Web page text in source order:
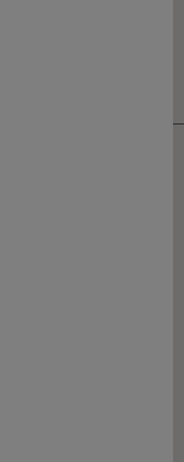
découvertes du